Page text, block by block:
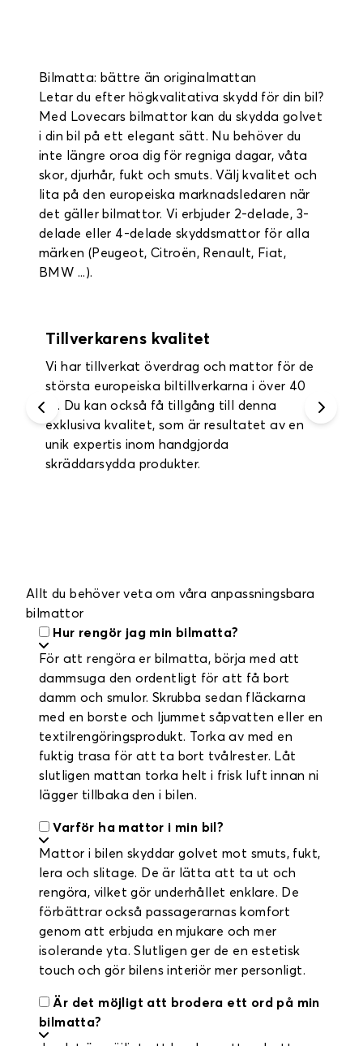
Bilmatta: bättre än originalmattan
Letar du efter högkvalitativa skydd för din bil?
Med Lovecars bilmattor kan du skydda golvet
i din bil på ett elegant sätt. Nu behöver du
inte längre oroa dig för regniga dagar, våta
skor, djurhår, fukt och smuts. Välj kvalitet och
lita på den europeiska marknadsledaren när
det gäller bilmattor. Vi erbjuder 2-delade, 3-
delade eller 4-delade skyddsmattor för alla
märken (Peugeot, Citroën, Renault, Fiat,
BMW ...).
Garanti upp till 2 år
Du får ett års garanti på alla dina
innermattor och bagagemattor och upp till
två års garanti på dina bilklädselöverdrag.
Allt du behöver veta om våra anpassningsbara
bilmattor
Hur rengör jag min bilmatta?
För att rengöra er bilmatta, börja med att
dammsuga den ordentligt för att få bort
damm och smulor. Skrubba sedan fläckarna
med en borste och ljummet såpvatten eller en
textilrengöringsprodukt. Torka av med en
fuktig trasa för att ta bort tvålrester. Låt
slutligen mattan torka helt i frisk luft innan ni
lägger tillbaka den i bilen.
Varför ha mattor i min bil?
Mattor i bilen skyddar golvet mot smuts, fukt,
lera och slitage. De är lätta att ta ut och
rengöra, vilket gör underhållet enklare. De
förbättrar också passagerarnas komfort
genom att erbjuda en mjukare och mer
isolerande yta. Slutligen ger de en estetisk
touch och gör bilens interiör mer personligt.
Är det möjligt att brodera ett ord på min
bilmatta?